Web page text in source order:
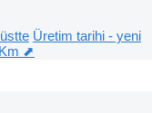
Üretim tarihi - yeni
Km ⬈